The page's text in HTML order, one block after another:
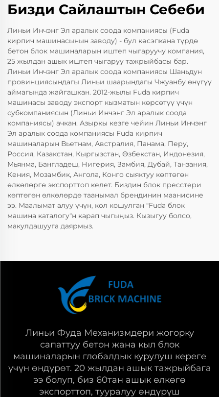
Бизди Сайлаштын Себеби
Линьи Инчэнг Эл аралык соода компаниясы (Fuda
кирпич машинасынын заводу) - бул кәсэпкана түрдө
бетон блок машиналарын иштеп чыгаруучу компания,
25 жылдан ашык иштеп чыгаруу тажрыйбасы бар.
Линьи Инчэнг Эл аралык соода компаниясы Шаньдун
провинциясындагы Линьи шаарындагы Чжуанбу өнүгүү
аймагында жайгашкан. 2012-жылы Fuda кирпич
машинасы заводу экспорт кызматын көрсөтүү үчүн
субкомпаниясын (Линьи Инчэнг Эл аралык соода
компаниясы) ачкан. Азыркы кезге чейин Линьи Инчэнг
Эл аралык соода компаниясы Fuda кирпич
машиналарын Вьетнам, Австралия, Панама, Перу,
Россия, Казакстан, Кыргызстан, Өзбекстан, Индонезия,
Мьянма, Бангладеш, Нигерия, Замбия, Дубай, Танзания,
Кения, Мозамбик, Ангола, Конго сыяктуу көптөгөн
өлкөлөргө экспорттоп келет. Биздин блок пресстери
көптөгөн өлкөлөрдө таанымал брендинин маанисине
ээ. Маалымат алуу үчүн, кол кошулган "Fuda блок
машина каталогу"н карап чыгыңыз. Кызыгуу болсо,
макулдашууга даярмыз.
Линьи Фуда Механизмдери жогорку
сапаттуу бетон жана кыл блок
машиналарын глобалдык курулуш кереге
үчүн өндүрөт. 20 жылдан ашык тажрыйбага
ээ болуп, биз 60тан ашык өлкөгө
экспорттоп, тууралуу өндүрүш